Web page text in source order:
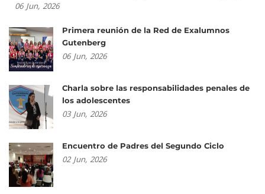
06 Jun, 2026
Primera reunión de la Red de Exalumnos
Gutenberg
06 Jun, 2026
Charla sobre las responsabilidades penales de
los adolescentes
03 Jun, 2026
Encuentro de Padres del Segundo Ciclo
02 Jun, 2026